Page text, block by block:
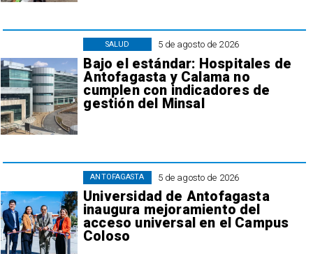
5 de agosto de 2026
Bajo el estándar: Hospitales de
Antofagasta y Calama no
cumplen con indicadores de
gestión del Minsal
SALUD
5 de agosto de 2026
Universidad de Antofagasta
inaugura mejoramiento del
acceso universal en el Campus
Coloso
ANTOFAGASTA